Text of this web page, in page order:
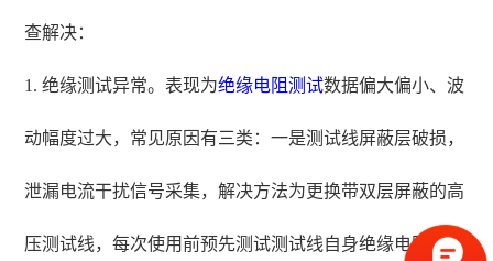
查解决：
1. 绝缘测试异常。表现为绝缘电阻测试数据偏大偏小、波
动幅度过大，常见原因有三类：一是测试线屏蔽层破损，
泄漏电流干扰信号采集，解决方法为更换带双层屏蔽的高
压测试线，每次使用前预先测试测试线自身绝缘电阻；二